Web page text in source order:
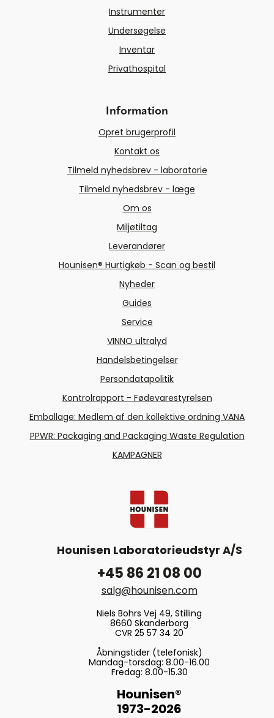
Instrumenter
Undersøgelse
Inventar
Privathospital
Information
Opret brugerprofil
Kontakt os
Tilmeld nyhedsbrev - laboratorie
Tilmeld nyhedsbrev - læge
Om os
Miljøtiltag
Leverandører
Hounisen® Hurtigkøb - Scan og bestil
Nyheder
Guides
Service
VINNO ultralyd
Handelsbetingelser
Persondatapolitik
Kontrolrapport - Fødevarestyrelsen
Emballage: Medlem af den kollektive ordning VANA
PPWR: Packaging and Packaging Waste Regulation
KAMPAGNER
Hounisen Laboratorieudstyr A/S
+45 86 21 08 00
salg@hounisen.com
Niels Bohrs Vej 49, Stilling
8660 Skanderborg
CVR 25 57 34 20
Åbningstider (telefonisk)
Mandag-torsdag: 8.00-16.00
Fredag: 8.00-15.30
Hounisen®
1973-2026